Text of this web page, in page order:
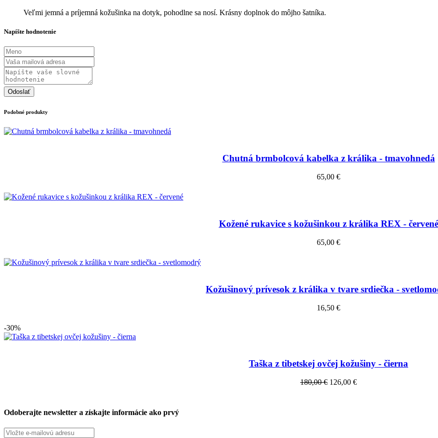
Veľmi jemná a príjemná kožušinka na dotyk, pohodlne sa nosí. Krásny doplnok do môjho šatníka.
Napíšte hodnotenie
Odoslať
Podobné produkty
Chutná brmbolcová kabelka z králika - tmavohnedá
65,00 €
Kožené rukavice s kožušinkou z králika REX - červené
65,00 €
Kožušinový prívesok z králika v tvare srdiečka -
16,50 €
-30%
Taška z tibetskej ovčej kožušiny - čierna
180,00 € 126,00 €
Odoberajte newsletter a získajte informácie ako prvý